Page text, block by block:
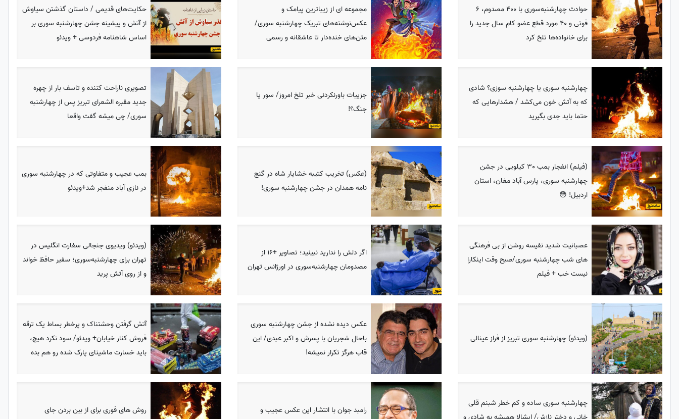
حوادث چهارشنبه‌سوری با 400 مصدوم، 6
فوتی و 40 مورد قطع عضو کام سال جدید را
برای خانواده‌ها تلخ کرد
مجموعه ای از زیباترین پیامک و
عکس‌نوشته‌های تبریک چهارشنبه سوری/
متن‌های خنده‌دار تا عاشقانه و رسمی
حکایت‌های قدیمی / داستان گذشتن سیاوش
از آتش و پیشینه جشن چهارشنبه سوری بر
اساس شاهنامه فردوسی + ویدئو
چهارشنبه سوری یا چهارشنبه سوزی؟ شادی
که به آتش خون می‌کشد / هشدارهایی که
حتما باید جدی بگیرید
جزییات باورنکردنی خبر تلخ امروز/ سور یا
جنگ؟!
تصویری ناراحت کننده و تاسف بار از چهره
جدید مقبره الشعرای تبریز پس از چهارشنبه
سوری/ چی میشه گفت واقعا
(فیلم) انفجار بمب 30 کیلویی در جشن
چهارشنبه سوری، پارس آباد مغان، استان
اردبیل! 😳
(عکس) تخریب کتیبه خشایار شاه در گنج
نامه همدان در جشن چهارشنبه سوری!
بمب عجیب و متفاوتی که در چهارشنبه سوری
در نازی‌ آباد منفجر شد+ویدئو
عصبانیت شدید نفیسه روشن از بی فرهنگی
های شب چهارشنبه سوری/صبح وقت اینکارا
نیست خب + فیلم
اگر دلش را ندارید نبینید؛ تصاویر +16 از
مصدومان چهارشنبه‌سوری در اورژانس تهران
(ویدئو) ویدیوی جنجالی سفارت انگلیس در
تهران برای چهارشنبه‌سوری؛ سفیر حافظ خواند
و از روی آتش پرید
(ویدئو) چهارشنبه سوری تبریز از فراز عینالی
عکس دیده نشده از جشن چهارشنبه سوری
باحال شجریان با پسرش و اکبر عبدی/ این
قاب هرگز تکرار نمیشه!
آتش گرفتن وحشتناک و پرخطر بساط یک ترقه
فروش کنار خیابان+ ویدئو/ سود نکرد هیچ،
باید خسارت ماشینای پارک شده رو هم بده
چهارشنبه سوری ساده و کم خطر شبنم قلی
رامبد جوان با انتشار این عکس عجیب و
روش های فوری برای از بین بردن جای